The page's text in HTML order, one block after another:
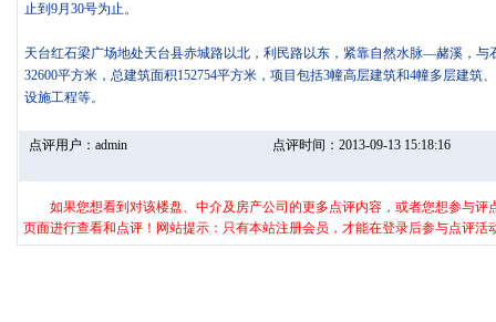
止到9月30号为止。
天台红石梁广场地处天台县赤城路以北，利民路以东，紧靠自然水脉—赭溪，
32600平方米，总建筑面积152754平方米，项目包括3幢高层建筑和4幢多层建筑
设施工程等。
点评用户： admin 点评时间： 2013-09-13 15:18:16
如果您想看到对该楼盘、中介及房产公司的更多点评内容，或者您想参与
页面进行查看和点评！网站提示：只有本站注册会员，才能在登录后参与点评活